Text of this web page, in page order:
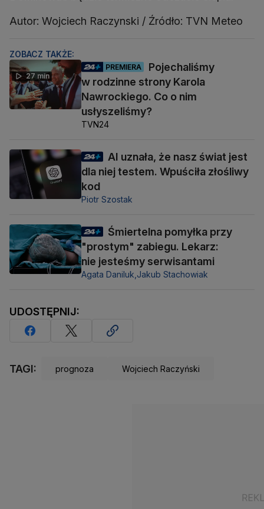
Autor: Wojciech Raczynski / Źródło: TVN Meteo
ZOBACZ TAKŻE:
27 min
PREMIERA
Pojechaliśmy
w rodzinne strony Karola
Nawrockiego. Co o nim
usłyszeliśmy?
TVN24
AI uznała, że nasz świat jest
dla niej testem. Wpuściła złośliwy
kod
Piotr Szostak
Śmiertelna pomyłka przy
"prostym" zabiegu. Lekarz:
nie jesteśmy serwisantami
Agata Daniluk, Jakub Stachowiak
UDOSTĘPNIJ:
TAGI: prognoza Wojciech Raczyński